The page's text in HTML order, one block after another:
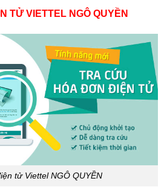
TỬ VIETTEL NGÔ QUYỀN
tử Viettel NGÔ QUYỀN